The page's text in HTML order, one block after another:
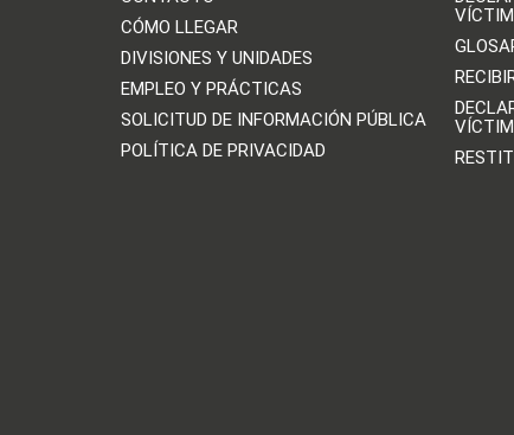
CÓMO LLEGAR
DIVISIONES Y UNIDADES
EMPLEO Y PRÁCTICAS
SOLICITUD DE INFORMACIÓN PÚBLICA
POLÍTICA DE PRIVACIDAD